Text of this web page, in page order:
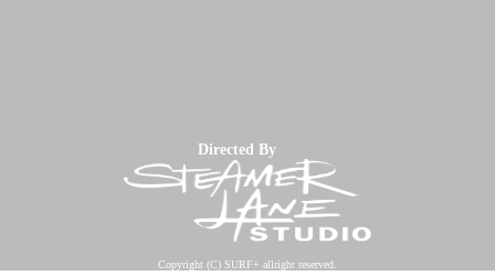
Directed By
Copyright (C) SURF+ allright reserved.